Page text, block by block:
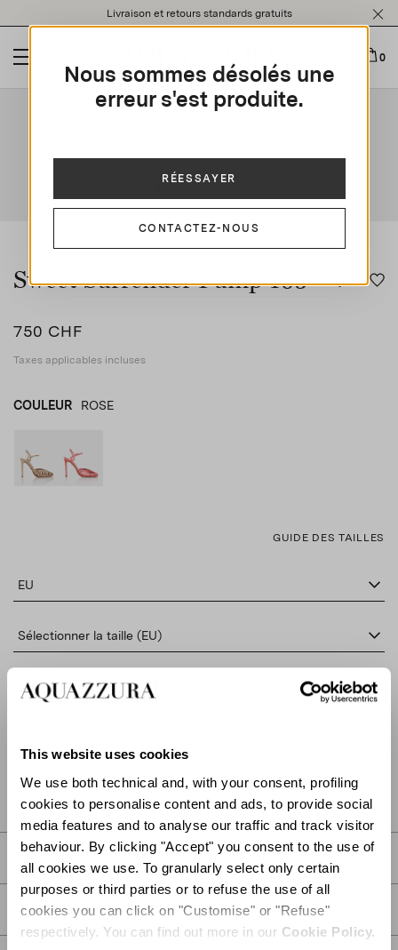
This website uses cookies
We use both technical and, with your consent, profiling
cookies to personalise content and ads, to provide social
media features and to analyse our traffic and track visitor
behaviour. By clicking "Accept" you consent to the use of
all cookies we use. To granularly select only certain
purposes or third parties or to refuse the use of all
cookies you can click on "Customise" or "Refuse"
respectively. You can find out more in our Cookie Policy.
note:
website
an
Livraison et retours standards gratuits
0
Nous sommes désolés une
erreur s'est produite.
RÉESSAYER
CONTACTEZ-NOUS
This is a carousel with auto-rotating slides. Activate any of
Sweet Surrender Pump 105
750 CHF
Taxes applicables incluses
COULEUR ROSE
product_color_select_label
GUIDE DES TAILLES
EU
Sélectionner la taille (EU)
DÉTAIL